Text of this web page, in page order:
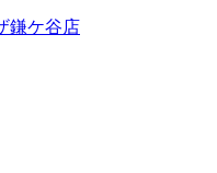
鎌ケ谷店